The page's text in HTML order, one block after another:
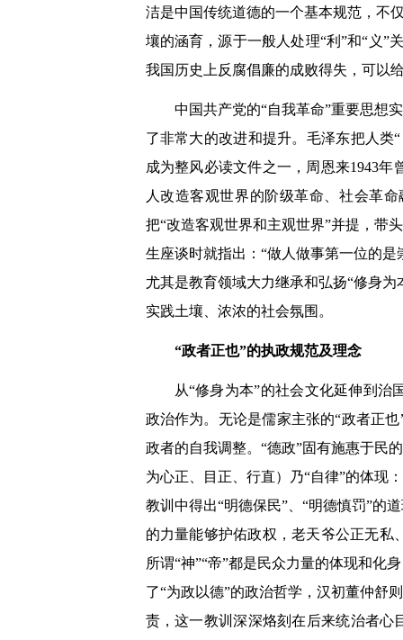
洁是中国传统道德的一个基本规范，不
壤的涵育，源于一般人处理“利”和“义”
我国历史上反腐倡廉的成败得失，可以
中国共产党的“自我革命”重要思想
了非常大的改进和提升。毛泽东把人类
成为整风必读文件之一，周恩来1943
人改造客观世界的阶级革命、社会革
把“改造客观世界和主观世界”并提，带
生座谈时就指出：“做人做事第一位的
尤其是教育领域大力继承和弘扬“修身
实践土壤、浓浓的社会氛围。
“政者正也”的执政规范及理念
从“修身为本”的社会文化延伸到
政治作为。无论是儒家主张的“政者正
政者的自我调整。“德政”固有施惠于民
为心正、目正、行直）乃“自律”的体现
教训中得出“明德保民”、“明德慎罚”的
的力量能够护佑政权，老天爷公正无
所谓“神”“帝”都是民众力量的体现和化
了“为政以德”的政治哲学，汉初董仲舒
责，这一教训深深烙刻在后来统治者心